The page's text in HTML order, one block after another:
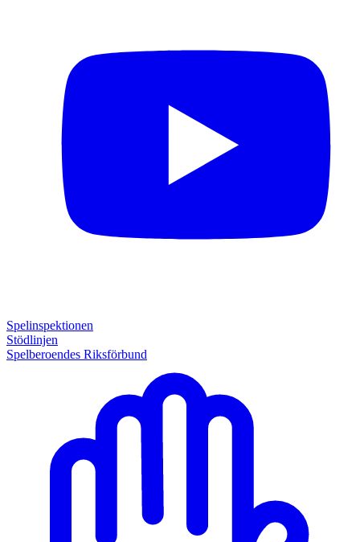
Spelinspektionen
Stödlinjen
Spelberoendes Riksförbund